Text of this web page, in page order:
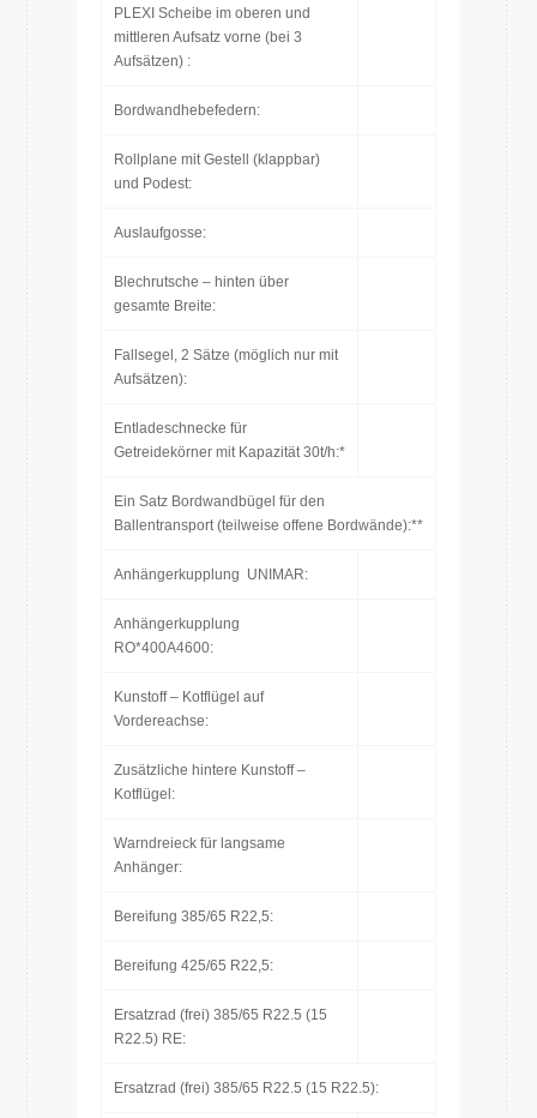
PLEXI Scheibe im oberen und
mittleren Aufsatz vorne (bei 3
Aufsätzen) :
Bordwandhebefedern:
Rollplane mit Gestell (klappbar)
und Podest:
Auslaufgosse:
Blechrutsche – hinten über
gesamte Breite:
Fallsegel, 2 Sätze (möglich nur mit
Aufsätzen):
Entladeschnecke für
Getreidekörner mit Kapazität 30t/h:*
Ein Satz Bordwandbügel für den
Ballentransport (teilweise offene Bordwände):**
Anhängerkupplung UNIMAR:
Anhängerkupplung
RO*400A4600:
Kunstoff – Kotflügel auf
Vordereachse:
Zusätzliche hintere Kunstoff –
Kotflügel:
Warndreieck für langsame
Anhänger:
Bereifung 385/65 R22,5:
Bereifung 425/65 R22,5:
Ersatzrad (frei) 385/65 R22.5 (15
R22.5) RE:
Ersatzrad (frei) 385/65 R22.5 (15 R22.5):